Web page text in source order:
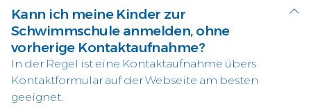
Kann ich meine Kinder zur
Schwimmschule anmelden, ohne
vorherige Kontaktaufnahme?
In der Regel ist eine Kontaktaufnahme übers
Kontaktformular auf der Webseite am besten
geeignet.